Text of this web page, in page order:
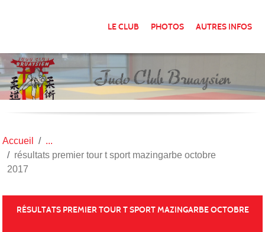
LE CLUB PHOTOS AUTRES INFOS
Accueil
résultats premier tour t sport mazingarbe octobre
2017
RÉSULTATS PREMIER TOUR T SPORT MAZINGARBE OCTOBRE